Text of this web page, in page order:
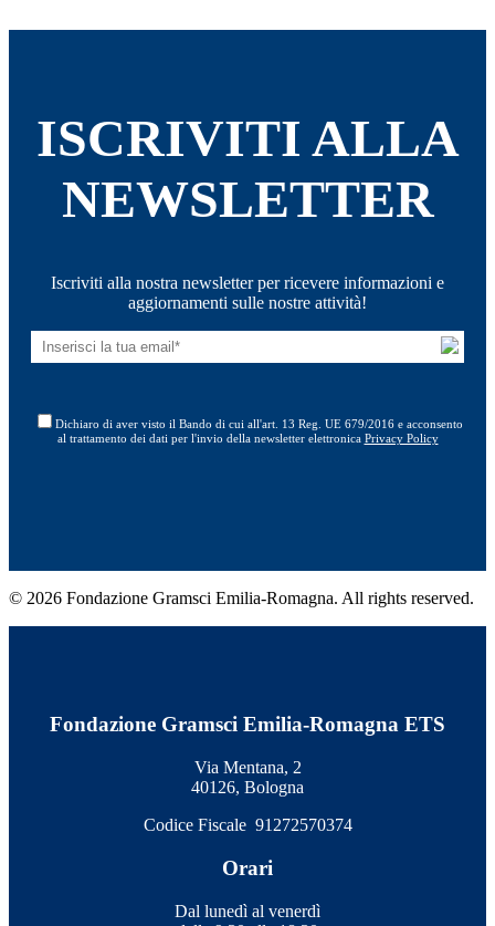
ISCRIVITI ALLA
NEWSLETTER
Iscriviti alla nostra newsletter per ricevere informazioni e
aggiornamenti sulle nostre attività!
Dichiaro di aver visto il Bando di cui all'art. 13 Reg. UE 679/2016 e acconsento
al trattamento dei dati per l'invio della newsletter elettronica Privacy Policy
© 2026 Fondazione Gramsci Emilia-Romagna. All rights reserved.
Fondazione Gramsci Emilia-Romagna ETS
Via Mentana, 2
40126, Bologna
Codice Fiscale 91272570374
Orari
Dal lunedì al venerdì